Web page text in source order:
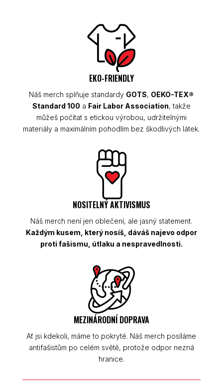
EKO-FRIENDLY
Náš merch splňuje standardy GOTS, OEKO-TEX®
Standard 100 a Fair Labor Association, takže
můžeš počítat s etickou výrobou, udržitelnými
materiály a maximálním pohodlím bez škodlivých látek.
NOSITELNÝ AKTIVISMUS
Náš merch není jen oblečení, ale jasný statement.
Každým kusem, který nosíš, dáváš najevo odpor
proti fašismu, útlaku a nespravedlnosti.
MEZINÁRODNÍ DOPRAVA
Ať jsi kdekoli, máme to pokryté. Náš merch posíláme
antifašistům po celém světě, protože odpor nezná
hranice.